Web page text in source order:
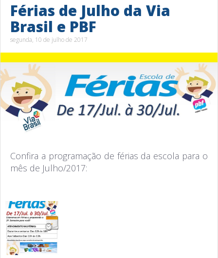
Férias de Julho da Via
Brasil e PBF
segunda, 10 de julho de 2017
Confira a programação de férias da escola para o
mês de Julho/2017: